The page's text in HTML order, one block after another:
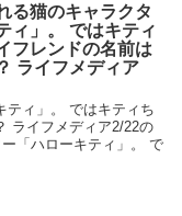
る猫のキャラクタ
ィ」。 ではキティ
フレンドの名前は
ライフメディア
ティ」。 ではキティち
ライフメディア2/22の
「ハローキティ」。 で